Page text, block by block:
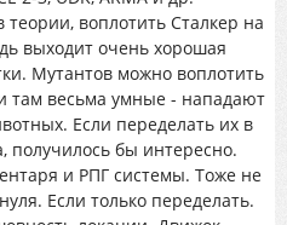
воплотить Сталкер на
выходит очень хорошая
Мутантов можно воплотить
там весьма умные - нападают
Если переделать их в
получилось бы интересно.
и РПГ системы. Тоже не
Если только переделать.